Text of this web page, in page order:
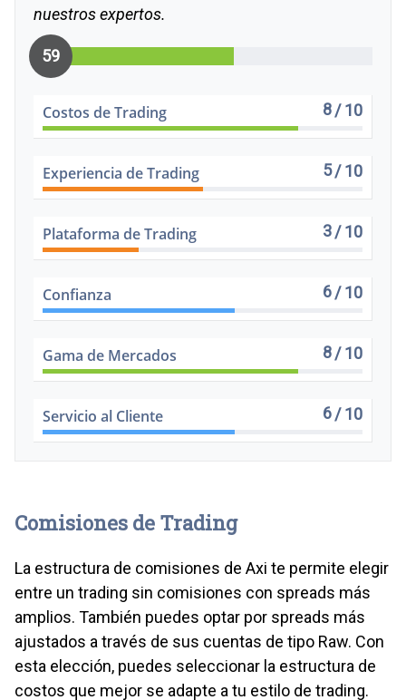
nuestros expertos.
59
Costos de Trading 8/ 10
Experiencia de Trading 5/ 10
Plataforma de Trading 3/ 10
Confianza 6/ 10
Gama de Mercados 8/ 10
Servicio al Cliente 6/ 10
Comisiones de Trading
La estructura de comisiones de Axi te permite elegir
entre un trading sin comisiones con spreads más
amplios. También puedes optar por spreads más
ajustados a través de sus cuentas de tipo Raw. Con
esta elección, puedes seleccionar la estructura de
costos que mejor se adapte a tu estilo de trading.